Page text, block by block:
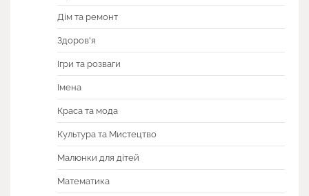
Дім та ремонт
Здоров'я
Ігри та розваги
Імена
Краса та мода
Культура та Мистецтво
Малюнки для дітей
Математика